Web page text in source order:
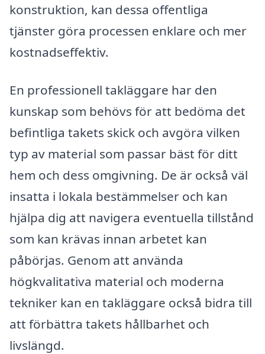
konstruktion, kan dessa offentliga
tjänster göra processen enklare och mer
kostnadseffektiv.
En professionell takläggare har den
kunskap som behövs för att bedöma det
befintliga takets skick och avgöra vilken
typ av material som passar bäst för ditt
hem och dess omgivning. De är också väl
insatta i lokala bestämmelser och kan
hjälpa dig att navigera eventuella tillstånd
som kan krävas innan arbetet kan
påbörjas. Genom att använda
högkvalitativa material och moderna
tekniker kan en takläggare också bidra till
att förbättra takets hållbarhet och
livslängd.